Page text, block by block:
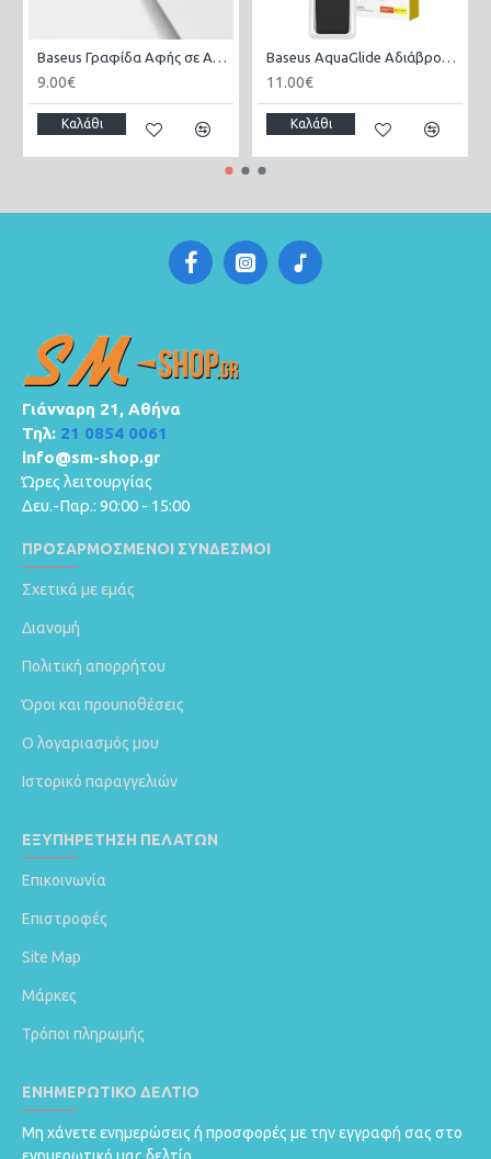
Baseus Γραφίδα Αφής σε Ασημί χρώμα
9.00€
Καλάθι
Baseus AquaGlide Αδιάβροχη Θήκη έως 7.2" Μαύρο P60263700113-00
11.00€
Καλάθι
Γιάνναρη 21, Αθήνα
Τηλ: 21 0854 0061
info@sm-shop.gr
Ώρες λειτουργίας
Δευ.-Παρ.: 90:00 - 15:00
ΠΡΟΣΑΡΜΟΣΜΈΝΟΙ ΣΎΝΔΕΣΜΟΙ
Σχετικά με εμάς
Διανομή
Πολιτική απορρήτου
Όροι και προυποθέσεις
Ο λογαριασμός μου
Ιστορικό παραγγελιών
ΕΞΥΠΗΡΈΤΗΣΗ ΠΕΛΑΤΏΝ
Επικοινωνία
Επιστροφές
Site Map
Μάρκες
Τρόποι πληρωμής
ΕΝΗΜΕΡΩΤΙΚΌ ΔΕΛΤΊΟ
Μη χάνετε ενημερώσεις ή προσφορές με την εγγραφή σας στο